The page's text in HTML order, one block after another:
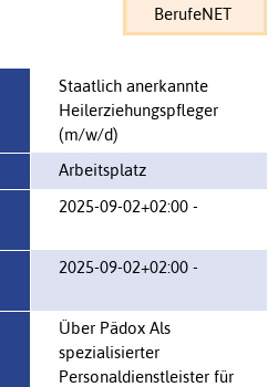
BerufeNET
Staatlich anerkannte
Heilerziehungspfleger
(m/w/d)
Arbeitsplatz
2025-09-02+02:00 -
2025-09-02+02:00 -
Über Pädox Als
spezialisierter
Personaldienstleister für